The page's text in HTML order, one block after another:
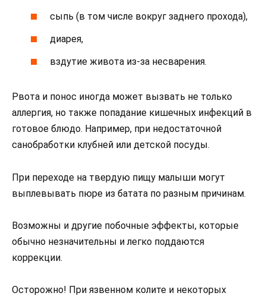
сыпь (в том числе вокруг заднего прохода),
диарея,
вздутие живота из-за несварения.
Рвота и понос иногда может вызвать не только
аллергия, но также попадание кишечных инфекций в
готовое блюдо. Например, при недостаточной
санобработки клубней или детской посуды.
При переходе на твердую пищу малыши могут
выплевывать пюре из батата по разным причинам.
Возможны и другие побочные эффекты, которые
обычно незначительны и легко поддаются
коррекции.
Осторожно! При язвенном колите и некоторых